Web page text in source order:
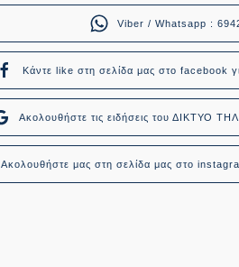
Viber / Whatsapp :
Κάντε like στη σελίδα μας στο facebook
Ακολουθήστε τις ειδήσεις του ΔΙΚΤΥΟ
Ακολουθήστε μας στη σελίδα μας στο